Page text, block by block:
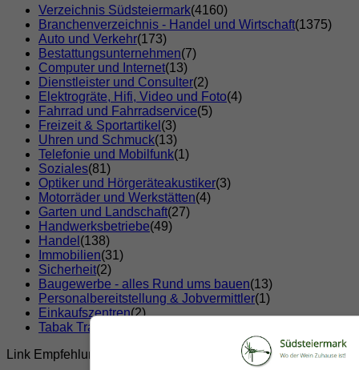
Verzeichnis Südsteiermark(4160)
Branchenverzeichnis - Handel und Wirtschaft(1375)
Auto und Verkehr(173)
Bestattungsunternehmen(7)
Computer und Internet(13)
Dienstleister und Consulter(2)
Elektrogräte, Hifi, Video und Foto(4)
Fahrrad und Fahrradservice(5)
Freizeit & Sportartikel (3)
Uhren und Schmuck(13)
Telefonie und Mobilfunk(1)
Soziales(81)
Optiker und Hörgeräteakustiker(3)
Motorräder und Werkstätten(4)
Garten und Landschaft(27)
Handwerksbetriebe(49)
Handel (138)
Immobilien(31)
Sicherheit(2)
Baugewerbe - alles Rund ums bauen(13)
Personalbereitstellung & Jobvermittler(1)
Einkaufszentren(2)
Tabak Trafik
Link Empfehlungen